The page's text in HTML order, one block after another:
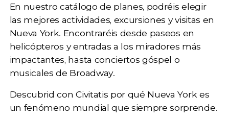
En nuestro catálogo de planes, podréis elegir
las mejores actividades, excursiones y visitas en
Nueva York. Encontraréis desde paseos en
helicópteros y entradas a los miradores más
impactantes, hasta conciertos góspel o
musicales de Broadway.
Descubrid con Civitatis por qué Nueva York es
un fenómeno mundial que siempre sorprende.